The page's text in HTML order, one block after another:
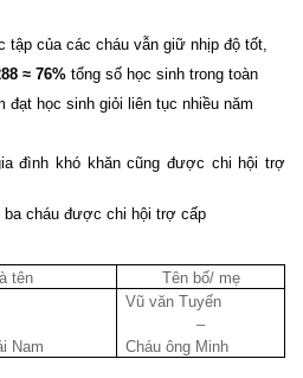
tập của các cháu vẫn giữ nhịp độ tốt,
≈ 76% tổng số học sinh trong toàn
đạt học sinh giỏi liên tục nhiều năm
đình khó khăn cũng được chi hội trợ
ba cháu được chi hội trợ cấp
tên
Tên bố/ mẹ
Nam
Vũ văn Tuyến
–
Cháu ông Minh